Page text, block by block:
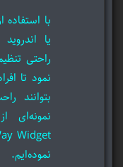
با
یا
راحتی
نمود تا
بتوانند
نمونه‌ای
نموده‌ایم.